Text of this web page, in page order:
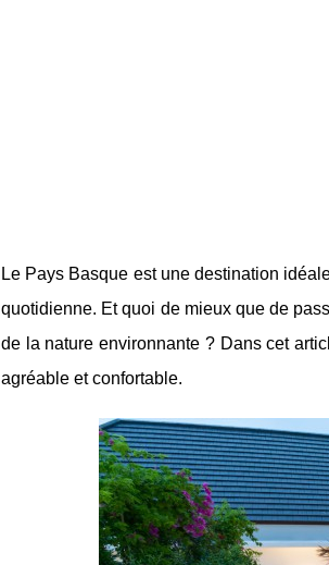
Le Pays Basque est une destination
quotidienne. Et quoi de mieux que de
de la nature environnante ? Dans cet
agréable et confortable.